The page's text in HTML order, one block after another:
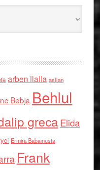
arben llalla asllan
Bebja Behlul
grecaElida
Ermira Babamusta
Frank